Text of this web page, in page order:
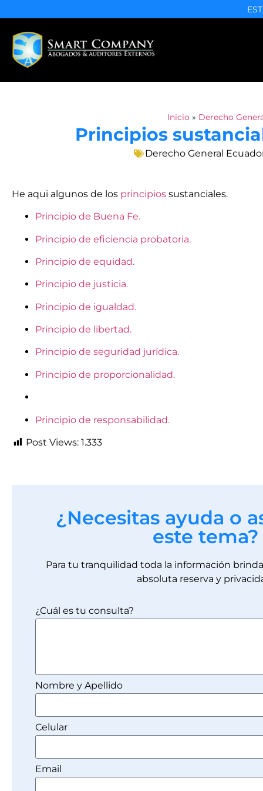
Inicio » Derecho
Principios
Derecho General
He aqui algunos de los principios sustanciales.
Principio de Buena Fe.
Principio de eficiencia probatoria.
Principio de equidad.
Principio de justicia.
Principio de igualdad.
Principio de libertad.
Principio de seguridad jurídica.
Principio de proporcionalidad.
Principio de responsabilidad.
Post Views: 1.333
¿Necesitas ayuda o
este tema?
Para tu tranquilidad toda la información
absoluta reserva y
¿Cuál es tu consulta?
Nombre y Apellido
Celular
Email